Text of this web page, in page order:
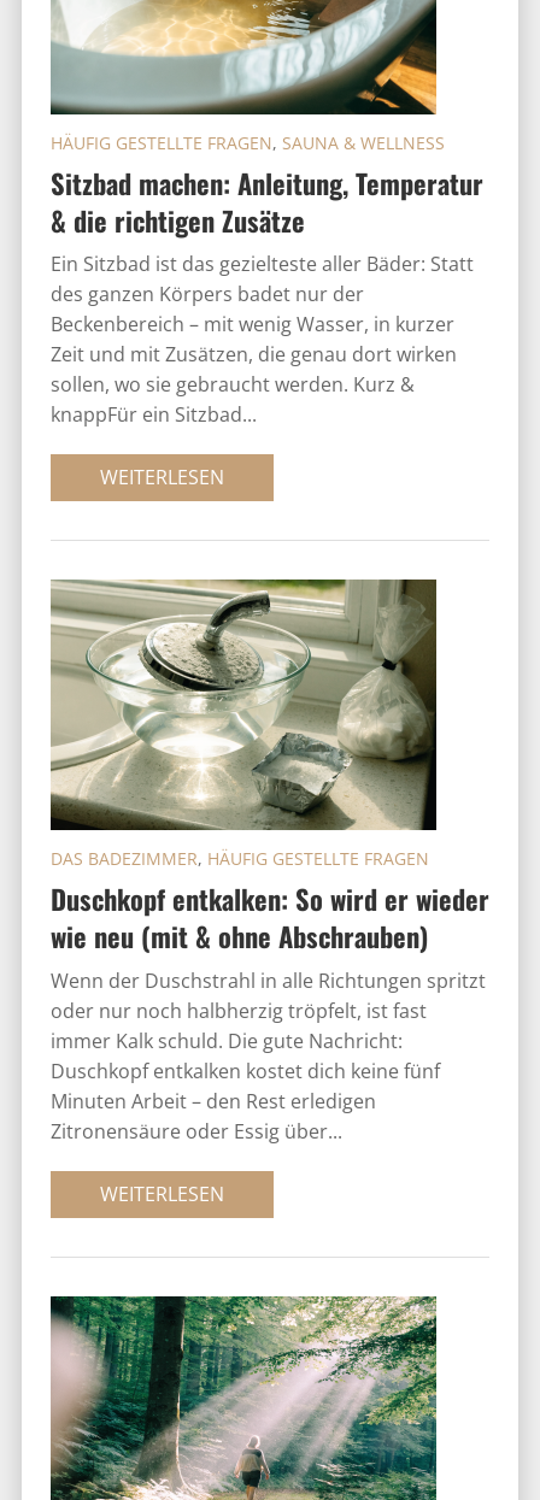
Sitzbad machen: Anleitung, Temperatur
& die richtigen Zusätze
HÄUFIG GESTELLTE FRAGEN, SAUNA & WELLNESS
Ein Sitzbad ist das gezielteste aller Bäder: Statt
des ganzen Körpers badet nur der
Beckenbereich – mit wenig Wasser, in kurzer
Zeit und mit Zusätzen, die genau dort wirken
sollen, wo sie gebraucht werden. Kurz &
knappFür ein Sitzbad...
WEITERLESEN
Duschkopf entkalken: So wird er wieder
wie neu (mit & ohne Abschrauben)
DAS BADEZIMMER, HÄUFIG GESTELLTE FRAGEN
Wenn der Duschstrahl in alle Richtungen spritzt
oder nur noch halbherzig tröpfelt, ist fast
immer Kalk schuld. Die gute Nachricht:
Duschkopf entkalken kostet dich keine fünf
Minuten Arbeit – den Rest erledigen
Zitronensäure oder Essig über...
WEITERLESEN